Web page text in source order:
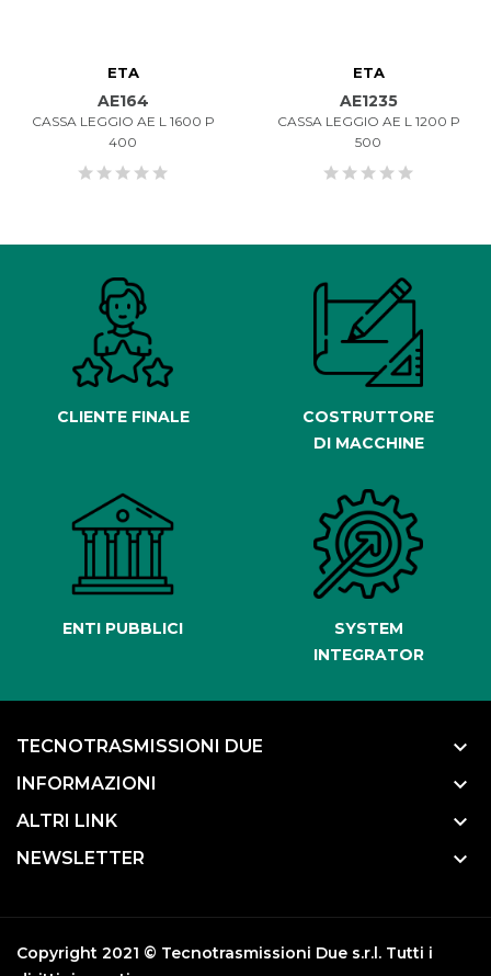
ETA
AE164
CASSA LEGGIO AE L 1600 P
400
ETA
AE1235
CASSA LEGGIO AE L 1200 P
500
CLIENTE FINALE
COSTRUTTORE
DI MACCHINE
ENTI PUBBLICI
SYSTEM
INTEGRATOR
TECNOTRASMISSIONI DUE keyboard_arrow_down
INFORMAZIONI keyboard_arrow_down
ALTRI LINK keyboard_arrow_down
NEWSLETTER keyboard_arrow_down
Copyright 2021 © Tecnotrasmissioni Due s.r.l. Tutti i